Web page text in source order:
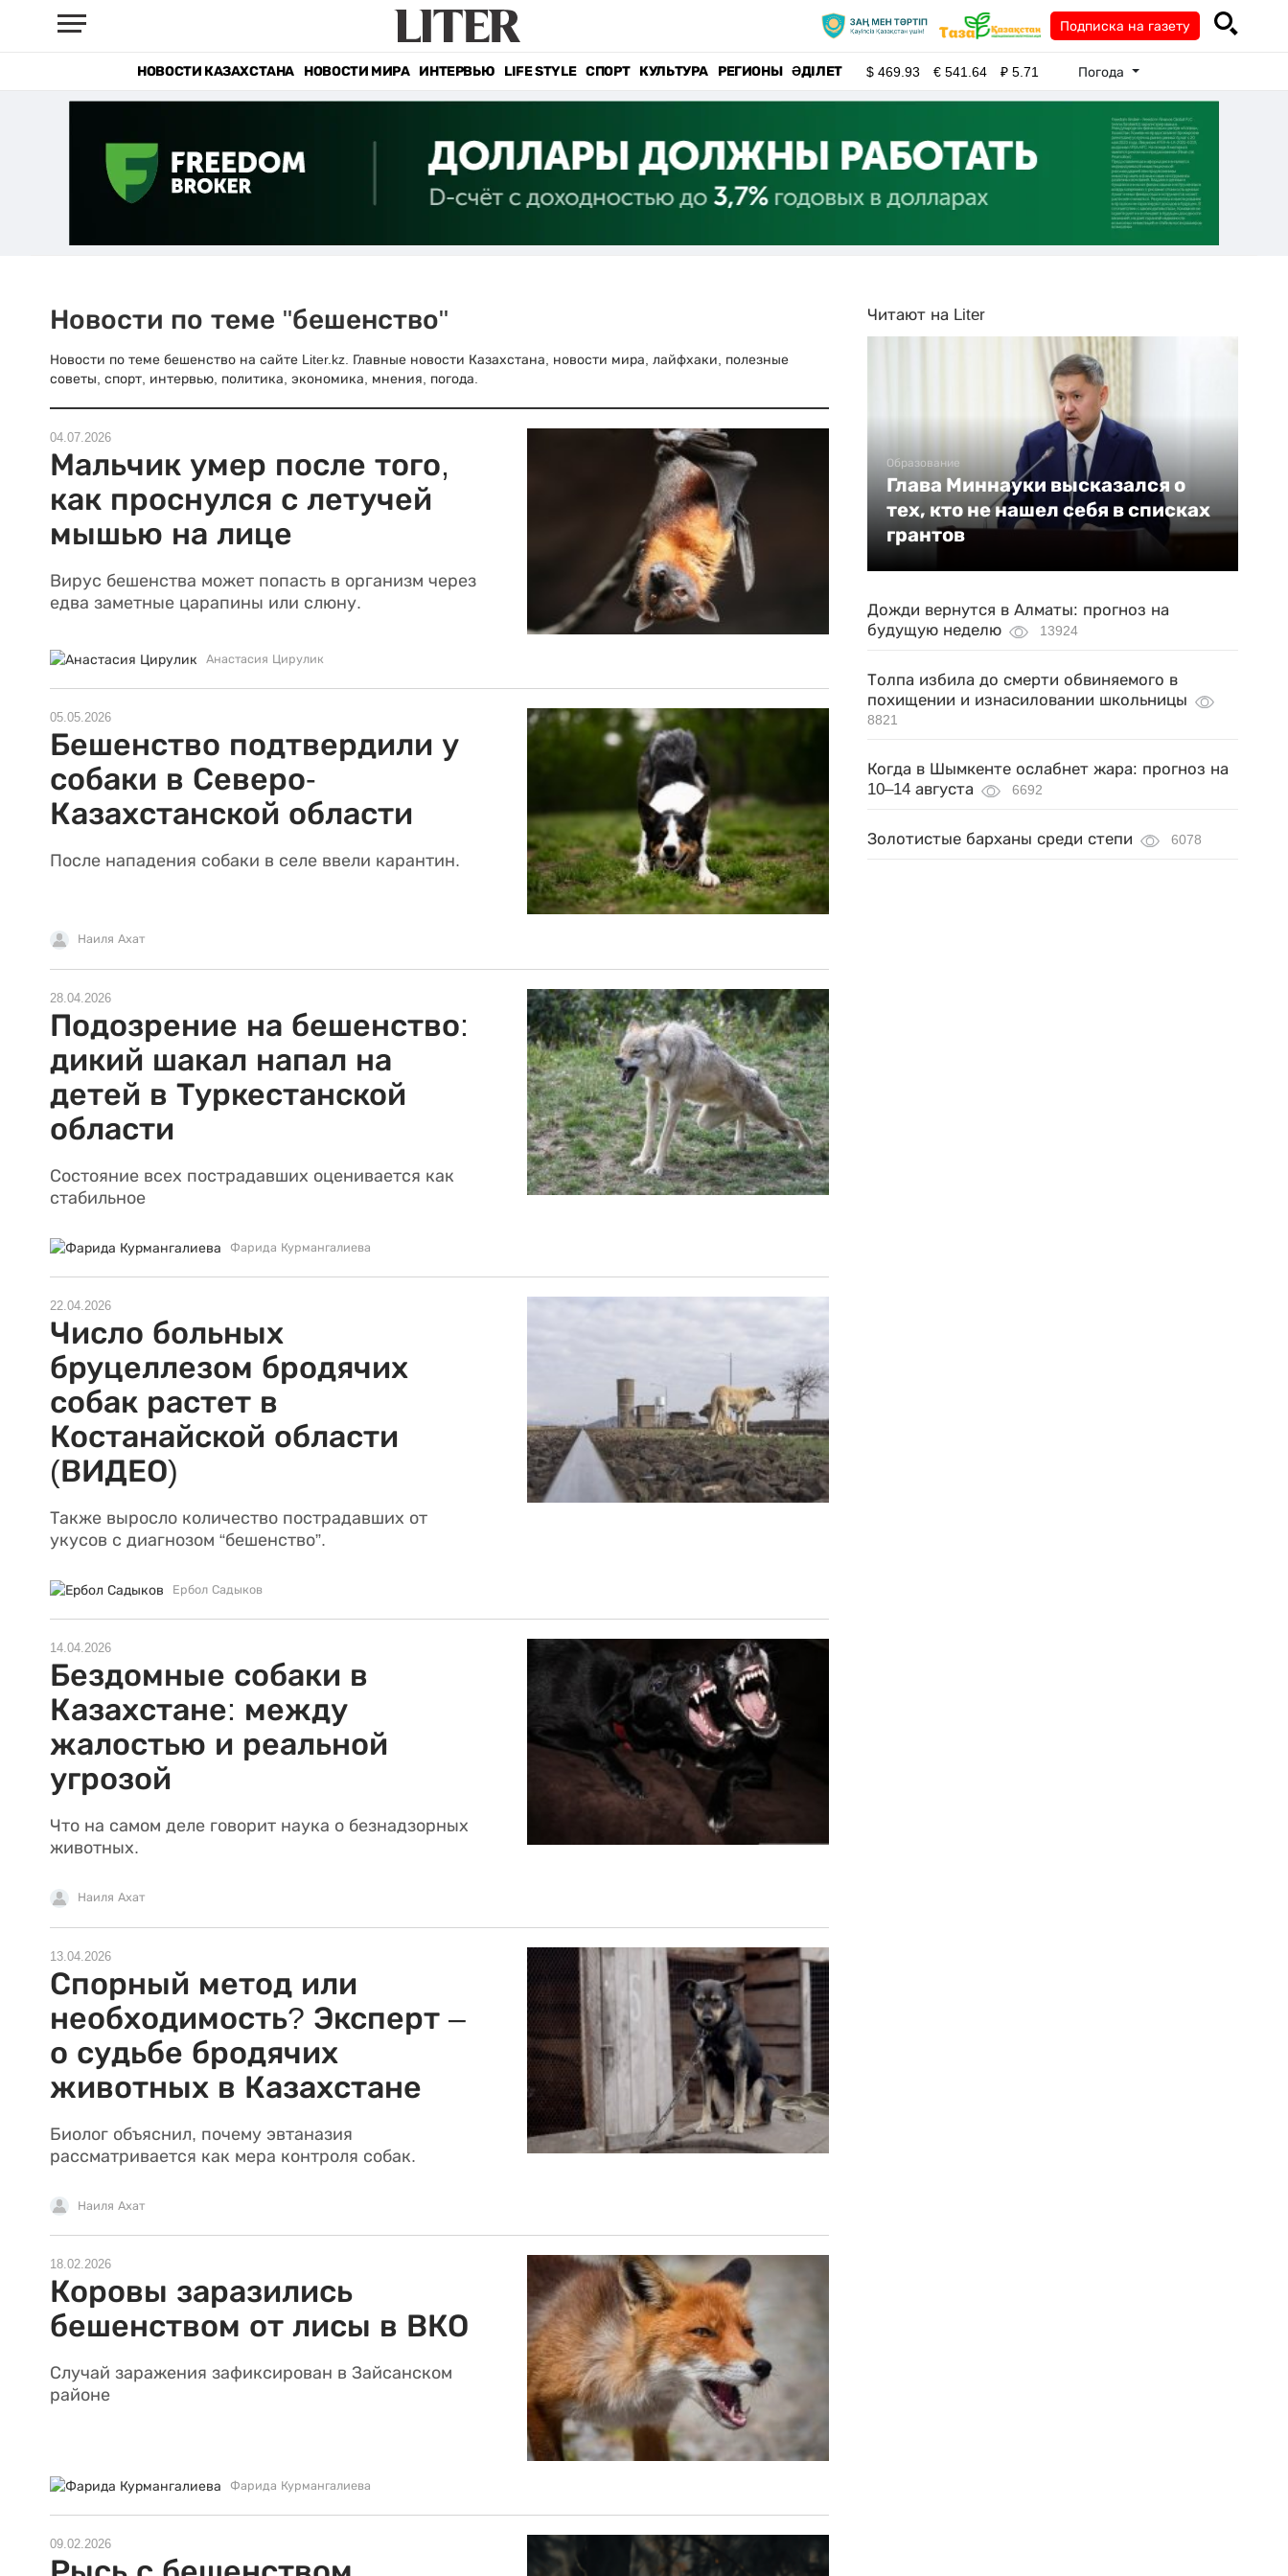
Подписка на газету
НОВОСТИ КАЗАХСТАНА НОВОСТИ МИРА ИНТЕРВЬЮ LIFE STYLE СПОРТ КУЛЬТУРА РЕГИОНЫ ӘДІЛЕТ $469.93 €541.64 ₽5.71 Погода
Новости по теме "бешенство"
Новости по теме бешенство на сайте Liter.kz. Главные новости Казахстана, новости мира, лайфхаки, полезные
советы, спорт, интервью, политика, экономика, мнения, погода.
04.07.2026
Мальчик умер после того,
как проснулся с летучей
мышью на лице
Вирус бешенства может попасть в организм через
едва заметные царапины или слюну.
Анастасия Цирулик
05.05.2026
Бешенство подтвердили у
собаки в Северо-
Казахстанской области
После нападения собаки в селе ввели карантин.
Наиля Ахат
28.04.2026
Подозрение на бешенство:
дикий шакал напал на
детей в Туркестанской
области
Состояние всех пострадавших оценивается как
стабильное
Фарида Курмангалиева
22.04.2026
Число больных
бруцеллезом бродячих
собак растет в
Костанайской области
(ВИДЕО)
Также выросло количество пострадавших от
укусов с диагнозом “бешенство”.
Ербол Садыков
14.04.2026
Бездомные собаки в
Казахстане: между
жалостью и реальной
угрозой
Что на самом деле говорит наука о безнадзорных
животных.
Наиля Ахат
13.04.2026
Спорный метод или
необходимость? Эксперт –
о судьбе бродячих
животных в Казахстане
Биолог объяснил, почему эвтаназия
рассматривается как мера контроля собак.
Наиля Ахат
18.02.2026
Коровы заразились
бешенством от лисы в ВКО
Случай заражения зафиксирован в Зайсанском
районе
Фарида Курмангалиева
09.02.2026
Читают на Liter
Образование
Глава Миннауки высказался о
тех, кто не нашел себя в списках
грантов
Дожди вернутся в Алматы: прогноз на
будущую неделю
13924
Толпа избила до смерти обвиняемого в
похищении и изнасиловании школьницы
8821
Когда в Шымкенте ослабнет жара: прогноз на
10–14 августа
6692
Золотистые барханы среди степи 6078